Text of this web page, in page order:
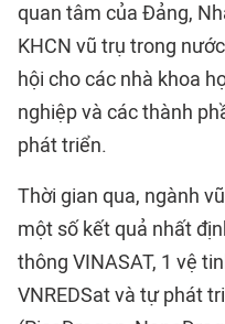
quan tâm của Đảng,
KHCN vũ trụ trong
hội cho các nhà khoa
nghiệp và các thành
phát triển.
Thời gian qua, ngành
một số kết quả nhất
thông VINASAT, 1 vệ
VNREDSat và tự phát